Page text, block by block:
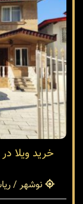
نوشهر /